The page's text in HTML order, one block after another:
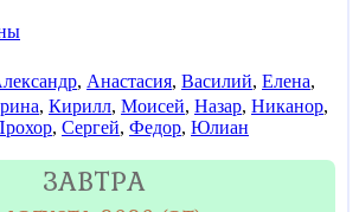
, Анастасия, Василий, Елена,
, Кирилл, Моисей, Назар, Никанор,
, Сергей, Федор, Юлиан
ЗАВТРА